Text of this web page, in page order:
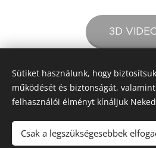
3D
Sütiket használunk, hogy
működését és biztonságát,
felhasználói élményt kínáljuk
Csak a legszükségesebbek